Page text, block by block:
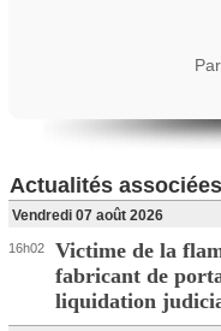
Actualités
Vendredi 07 août 2026
16h02
Victime de la
fabricant de
liquidation